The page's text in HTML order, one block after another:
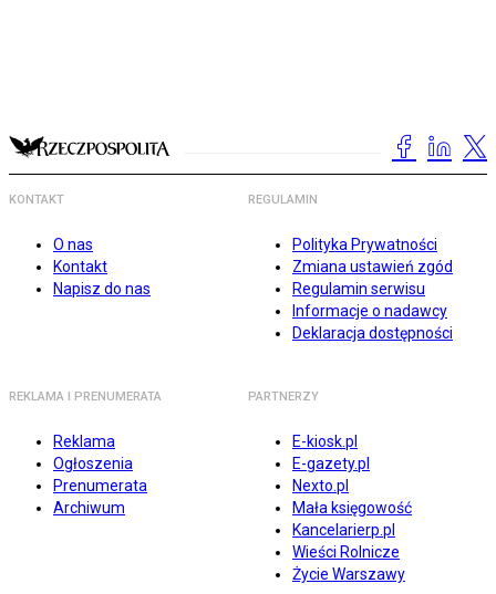
KONTAKT
O nas
Kontakt
Napisz do nas
REGULAMIN
Polityka Prywatności
Zmiana ustawień zgód
Regulamin serwisu
Informacje o nadawcy
Deklaracja dostępności
REKLAMA I PRENUMERATA
Reklama
Ogłoszenia
Prenumerata
Archiwum
PARTNERZY
E-kiosk.pl
E-gazety.pl
Nexto.pl
Mała księgowość
Kancelarierp.pl
Wieści Rolnicze
Życie Warszawy